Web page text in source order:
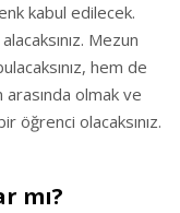
kabul edilecek.
Mezun
hem de
olmak ve
öğrenci olacaksınız.
mı?